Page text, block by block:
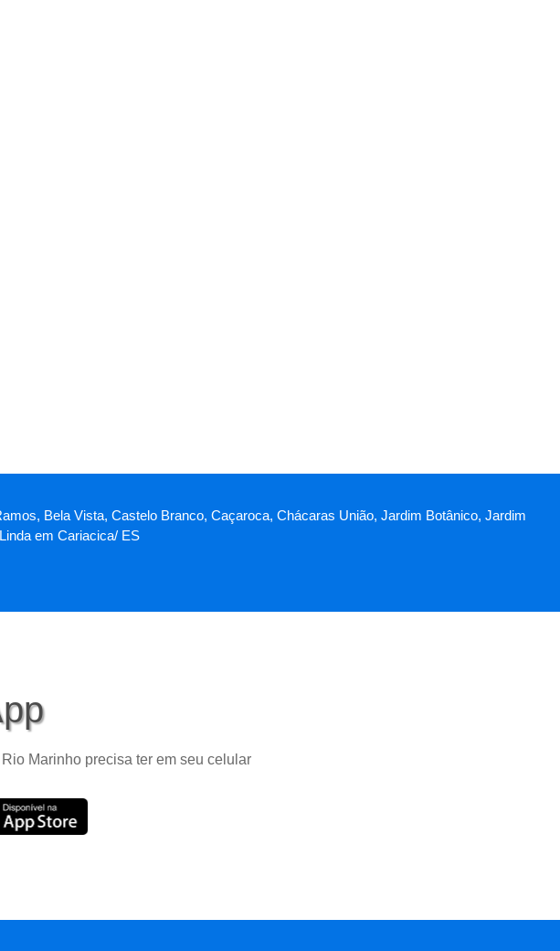
Bela Vista, Castelo Branco, Caçaroca, Chácaras União, Jardim Botânico, Jardim
em Cariacica/ ES
Marinho precisa ter em seu celular